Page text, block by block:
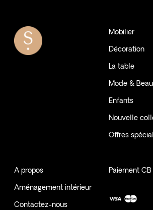
Mobilier
Décoration
La table
Mode &
Enfants
Nouvelle
Offres
A propos
Aménagement intérieur
Contactez-nous
Paiement